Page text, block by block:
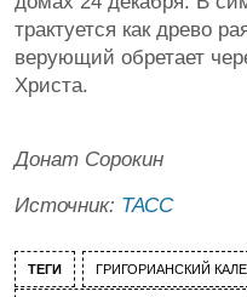
трактуется как древо
верующий обретает
Христа.
Донат Сорокин
Источник: ТАСС
ТЕГИ ГРИГОРИАНСКИЙ